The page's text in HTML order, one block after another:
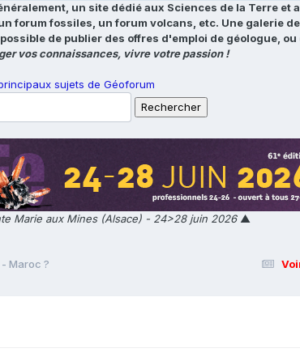
un site dédié aux Sciences de la Terre
fossiles, un forum volcans, etc. Une galerie
de publier des offres d'emploi de géologue,
vos connaissances, vivre votre passion !
sujets de Géoforum
Marie aux Mines (Alsace) - 24>28 juin 2026▲
Maroc ?